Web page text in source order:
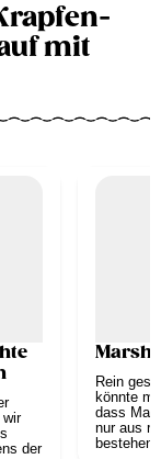
mit
wir
der
Rein
könnte
dass
nur aus